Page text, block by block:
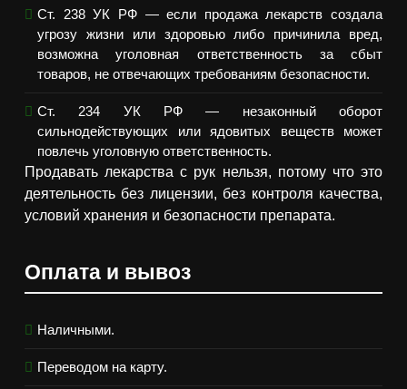
Ст. 238 УК РФ — если продажа лекарств создала
угрозу жизни или здоровью либо причинила вред,
возможна уголовная ответственность за сбыт
товаров, не отвечающих требованиям безопасности.
Ст. 234 УК РФ — незаконный оборот
сильнодействующих или ядовитых веществ может
повлечь уголовную ответственность.
Продавать лекарства с рук нельзя, потому что это
деятельность без лицензии, без контроля качества,
условий хранения и безопасности препарата.
Оплата и вывоз
Наличными.
Переводом на карту.